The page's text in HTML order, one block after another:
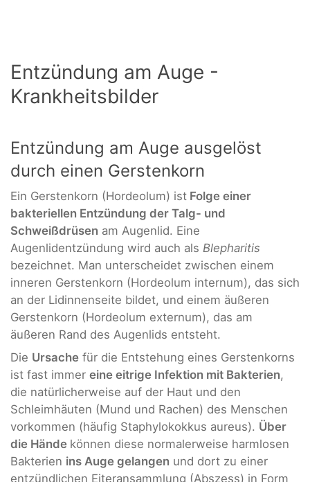
Entzündung am Auge -
Krankheitsbilder
Entzündung am Auge ausgelöst
durch einen Gerstenkorn
Ein Gerstenkorn (Hordeolum) ist Folge einer
bakteriellen Entzündung der Talg- und
Schweißdrüsen am Augenlid. Eine
Augenlidentzündung wird auch als Blepharitis
bezeichnet. Man unterscheidet zwischen einem
inneren Gerstenkorn (Hordeolum internum), das sich
an der Lidinnenseite bildet, und einem äußeren
Gerstenkorn (Hordeolum externum), das am
äußeren Rand des Augenlids entsteht.
Die Ursache für die Entstehung eines Gerstenkorns
ist fast immer eine eitrige Infektion mit Bakterien,
die natürlicherweise auf der Haut und den
Schleimhäuten (Mund und Rachen) des Menschen
vorkommen (häufig Staphylokokkus aureus). Über
die Hände können diese normalerweise harmlosen
Bakterien ins Auge gelangen und dort zu einer
entzündlichen Eiteransammlung (Abszess) in Form